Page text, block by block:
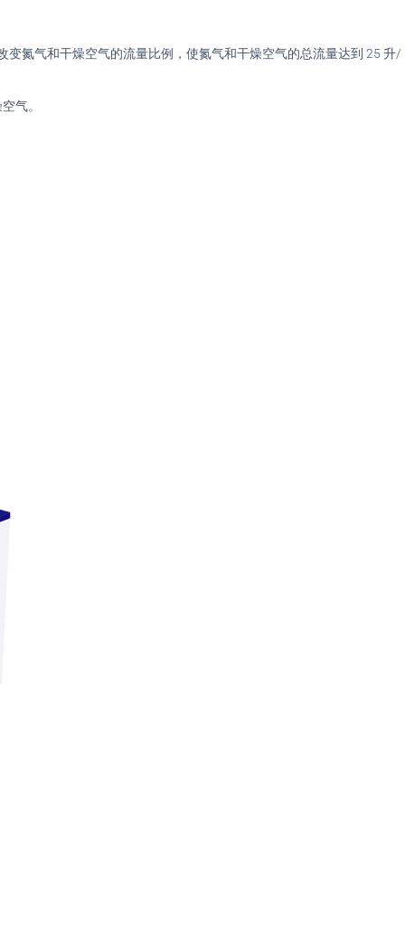
变氮气和干燥空气的流量比例，使氮气和干燥空气的总流量达到 25 升/
气。